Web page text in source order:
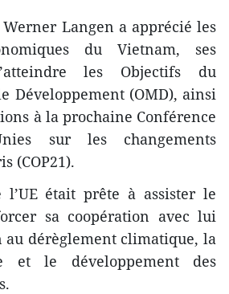
Langen a apprécié les
du Vietnam, ses
les Objectifs du
Développement (OMD), ainsi
à la prochaine Conférence
sur les changements
(COP21).
était prête à assister le
sa coopération avec lui
au dérèglement climatique, la
et le développement des